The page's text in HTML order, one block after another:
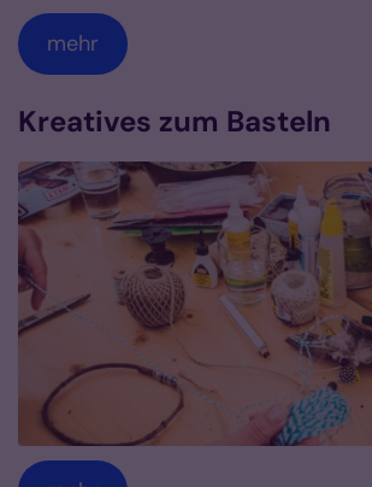
mehr
Kreatives zum Basteln